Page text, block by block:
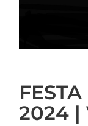
2024 |